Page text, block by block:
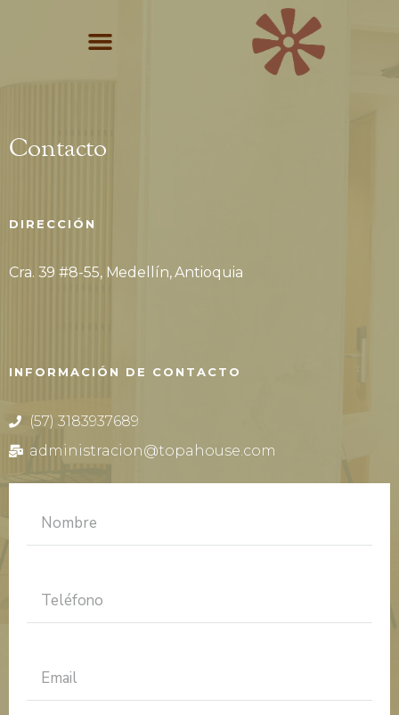
Contacto
DIRECCIÓN
Cra. 39 #8-55, Medellín, Antioquia
INFORMACIÓN DE CONTACTO
(57) 3183937689
administracion@topahouse.com